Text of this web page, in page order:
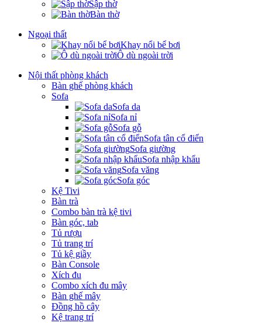
Sập thờ
Bàn thờ
Ngoại thất
Khay nổi bể bơi
Ô dù ngoài trời
Nội thất phòng khách
Bàn ghế phòng khách
Sofa
Sofa da
Sofa nỉ
Sofa gỗ
Sofa tân cổ điển
Sofa giường
Sofa nhập khẩu
Sofa văng
Sofa góc
Kệ Tivi
Bàn trà
Combo bàn trà kệ tivi
Bàn góc, tab
Tủ rượu
Tủ trang trí
Tủ kệ giầy
Bàn Console
Xích đu
Combo xích đu mây
Bàn ghế mây
Đồng hồ cây
Kệ trang trí